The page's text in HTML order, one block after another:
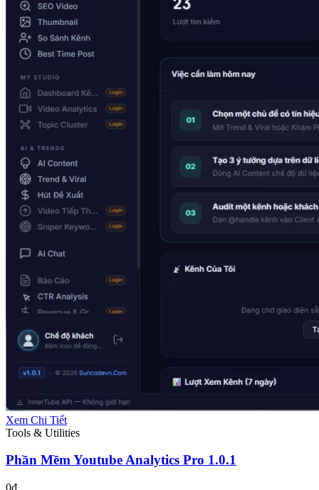
Xem Chi Tiết
Tools & Utilities
Phần Mềm Youtube Analytics Pro 1.0.1
0₫